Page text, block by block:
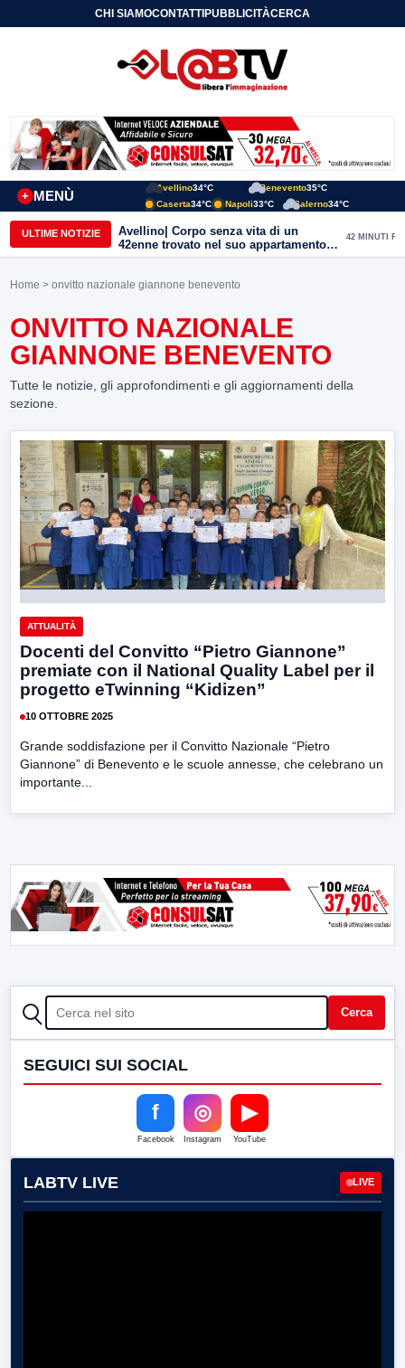
CHI SIAMOCONTATTIPUBBLICITÀCERCA
MENÙ
+
Avellino34°C Benevento35°C
Caserta34°C Napoli33°C Salerno34°C
ULTIME NOTIZIE
Avellino| Corpo senza vita di un
42enne trovato nel suo appartamento
in una pozza di sangue, giallo in viale
42 MINUTI FA
Home > onvitto nazionale giannone benevento
ONVITTO NAZIONALE
GIANNONE BENEVENTO
Tutte le notizie, gli approfondimenti e gli aggiornamenti della
sezione.
ATTUALITÀ
Docenti del Convitto “Pietro Giannone”
premiate con il National Quality Label per il
progetto eTwinning “Kidizen”
10 OTTOBRE 2025
Grande soddisfazione per il Convitto Nazionale “Pietro
Giannone” di Benevento e le scuole annesse, che celebrano un
importante...
CERCA Cerca
SEGUICI SUI SOCIAL
f
Facebook
◎
Instagram
▶
YouTube
LABTV LIVE LIVE